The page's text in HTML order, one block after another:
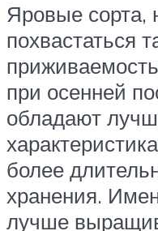
Яровые сорта,
похвастаться
при осенней
обладают
более
хранения.
лучше